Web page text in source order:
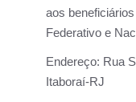
aos
Federativo e
Endereço: Rua
Itaboraí-RJ